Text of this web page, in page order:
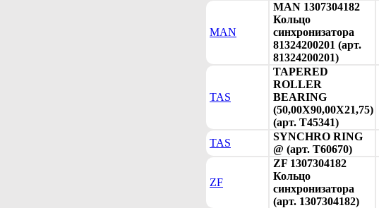
MAN
MAN 1307304182
Кольцо
синхронизатора
81324200201 (арт.
81324200201)
TAS
TAPERED
ROLLER
BEARING
(50,00X90,00X21,75)
(арт. T45341)
TAS
SYNCHRO RING
@ (арт. T60670)
ZF
ZF 1307304182
Кольцо
синхронизатора
(арт. 1307304182)